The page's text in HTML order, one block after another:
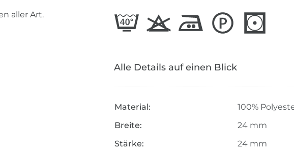
aller Art.
Alle Details auf einen Blick
Material:
100%
Breite:
24 mm
Stärke:
24 mm